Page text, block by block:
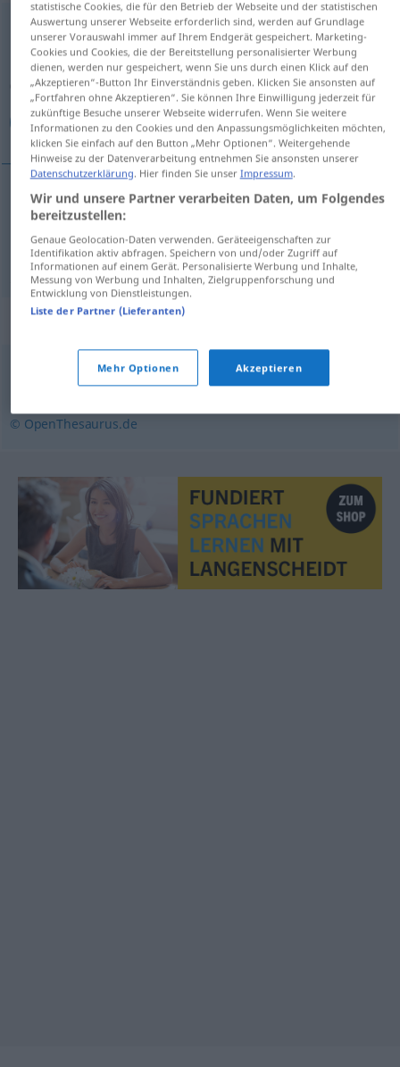
Ergebenheitf
Übersicht aller Übersetzungen
(Für mehr Details die Übersetzung anklicken/antippen)
إخلاص, خضوع
خضوع [xuˈđuːʕ] Ergebenheit(Sichfügen)
Synonyme für "Ergebenheit"
© OpenThesaurus.de
statistische Cookies, die für den Betrieb der Webseite und der statistischen
Auswertung unserer Webseite erforderlich sind, werden auf Grundlage
unserer Vorauswahl immer auf Ihrem Endgerät gespeichert. Marketing-
Cookies und Cookies, die der Bereitstellung personalisierter Werbung
dienen, werden nur gespeichert, wenn Sie uns durch einen Klick auf den
„Akzeptieren“-Button Ihr Einverständnis geben. Klicken Sie ansonsten auf
„Fortfahren ohne Akzeptieren“. Sie können Ihre Einwilligung jederzeit für
zukünftige Besuche unserer Webseite widerrufen. Wenn Sie weitere
Informationen zu den Cookies und den Anpassungsmöglichkeiten möchten,
klicken Sie einfach auf den Button „Mehr Optionen“. Weitergehende
Hinweise zu der Datenverarbeitung entnehmen Sie ansonsten unserer
Datenschutzerklärung. Hier finden Sie unser Impressum.
Wir und unsere Partner verarbeiten Daten, um Folgendes
bereitzustellen:
Genaue Geolocation-Daten verwenden. Geräteeigenschaften zur
Identifikation aktiv abfragen. Speichern von und/oder Zugriff auf
Informationen auf einem Gerät. Personalisierte Werbung und Inhalte,
Messung von Werbung und Inhalten, Zielgruppenforschung und
Entwicklung von Dienstleistungen.
Liste der Partner (Lieferanten)
Mehr Optionen Akzeptieren